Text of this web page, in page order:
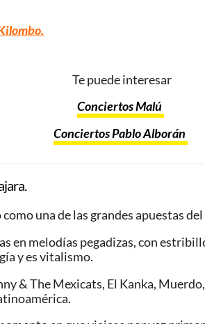
Te puede interesar
Conciertos Malú
Conciertos Pablo Alborán
una de las grandes apuestas
en melodías pegadizas, con
y es vitalismo.
& The Mexicats, El Kanka,